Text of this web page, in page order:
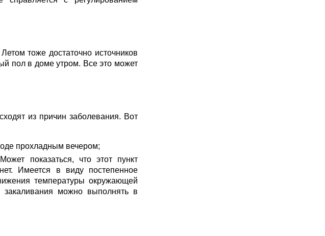
тоже достаточно источников
пол в доме утром. Все это может
из причин заболевания. Вот
прохладным вечером;
показаться, что этот пункт
Имеется в виду постепенное
температуры окружающей
можно выполнять в